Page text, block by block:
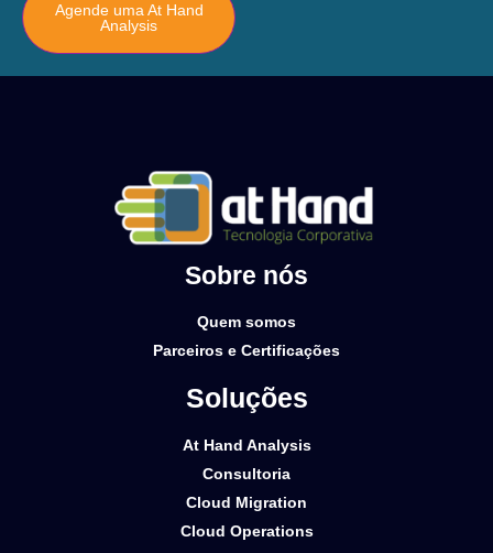
Agende uma At Hand
Analysis
Sobre nós
Quem somos
Parceiros e Certificações
Soluções
At Hand Analysis
Consultoria
Cloud Migration
Cloud Operations